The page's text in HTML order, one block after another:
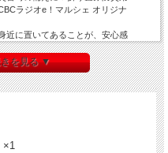
ラジオe！マルシェ オリジナ
近に置いてあることが、安心感
による飛来・落下試験も合格し
す。
で、ご自宅の棚の隙間、会社な
を見る ▼
×1